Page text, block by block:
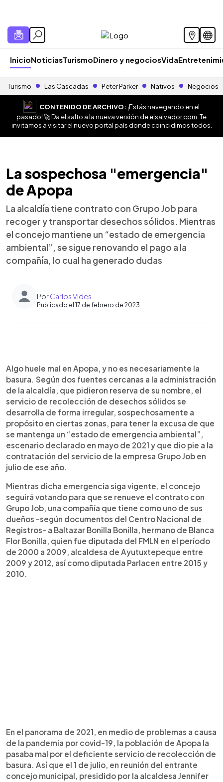
InicioNoticiasTurismoDinero y negociosVida
Turismo Las Cascadas Peter Parker Nativos Negocios
CONTENIDO DE ARCHIVO:¡Estás navegando en el
pasado! 🚀 Da el salto a la nueva versión deelsalvador.com . Te
invitamos a visitar el nuevo portal país donde coincidimos todos.
La sospechosa "emergencia"
de Apopa
La alcaldía tiene contrato con Grupo Job para
recoger y transportar desechos sólidos. Mientras
el concejo mantiene un “estado de emergencia
ambiental”, se sigue renovando el pago a la
compañía, lo cual ha generado dudas
PorCarlos Vides
Publicado el 17 de febrero de 2023
Escuchar artículo
Algo huele mal en Apopa, y no es necesariamente la
basura. Según dos fuentes cercanas a la administración
de la alcaldía, que pidieron reserva de su nombre, el
servicio de recolección de desechos sólidos se
desarrolla de forma irregular, sospechosamente a
propósito en ciertas zonas, para tener la excusa de que
se mantenga un “estado de emergencia ambiental”,
escenario declarado en mayo de 2021 y que dio pie a la
contratación del servicio de la empresa Grupo Job en
julio de ese año.
Mientras dicha emergencia siga vigente, el concejo
seguirá votando para que se renueve el contrato con
Grupo Job, una compañía que tiene como uno de sus
dueños -según documentos del Centro Nacional de
Registros- a Baltazar Bonilla Bonilla, hermano de Blanca
Flor Bonilla, quien fue diputada del FMLN en el período
de 2000 a 2009, alcaldesa de Ayutuxtepeque entre
2009 y 2012, así como diputada Parlacen entre 2015 y
2010.
En el panorama de 2021, en medio de problemas a causa
de la pandemia por covid-19, la población de Apopa la
pasaba mal por el deficiente servicio de recolección de
basura. Así que el 1 de julio, en reunión del entrante
concejo municipal, presidido por la alcaldesa Jennifer